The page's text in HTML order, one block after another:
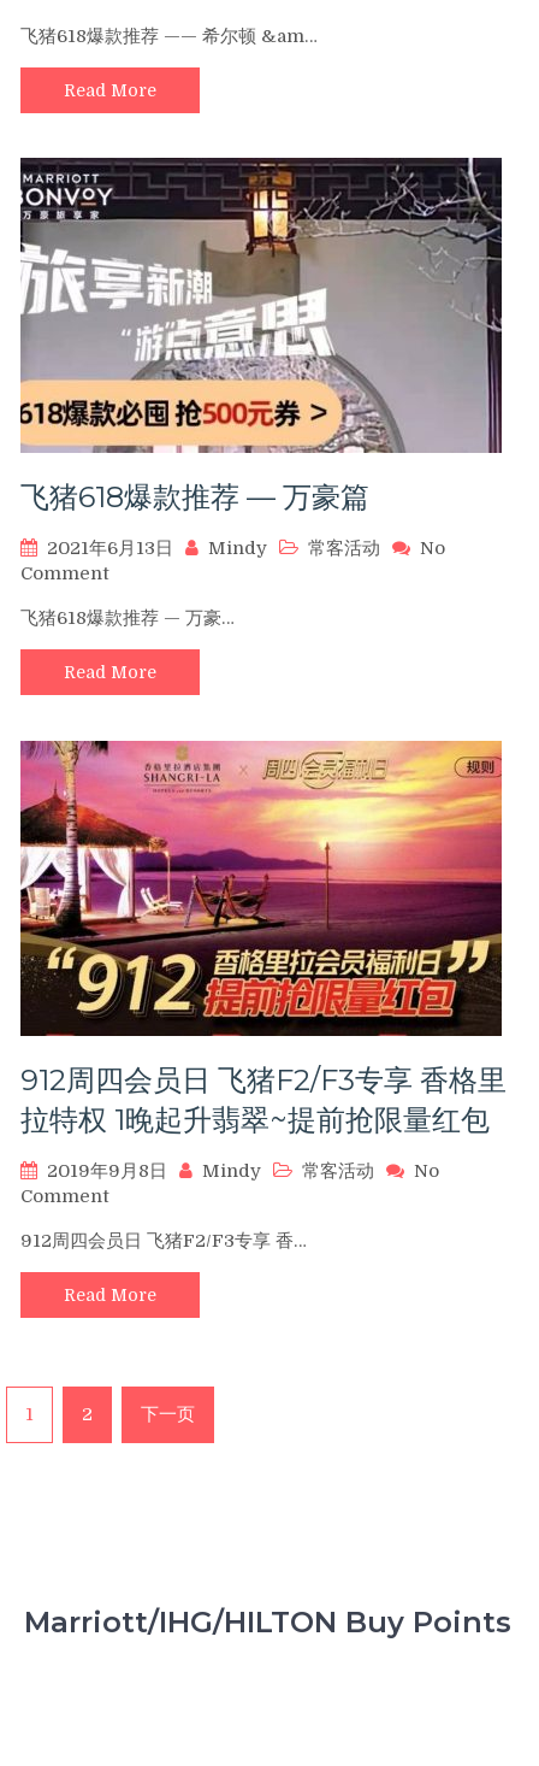
猪
618
爆
款
荐
——
希
顿
&
飞猪618爆款推荐 —— 希尔顿 &am…
Read More
飞猪618爆款推荐 — 万豪篇
2021年6月13日 Mindy 常客活动
No
Commenton
猪
618
爆
款
荐
—
豪
篇
飞猪618爆款推荐 — 万豪…
Read More
912周四会员日 飞猪F2/F3专享 香格里
拉特权 1晚起升翡翠~提前抢限量红包
2019年9月8日 Mindy 常客活动
No
Commenton
周
四
会
员
F2/F3
专
权
912周四会员日 飞猪F2/F3专享 香…
Read More
文
章
1 2 下一页
Marriott/IHG/HILTON Buy Points